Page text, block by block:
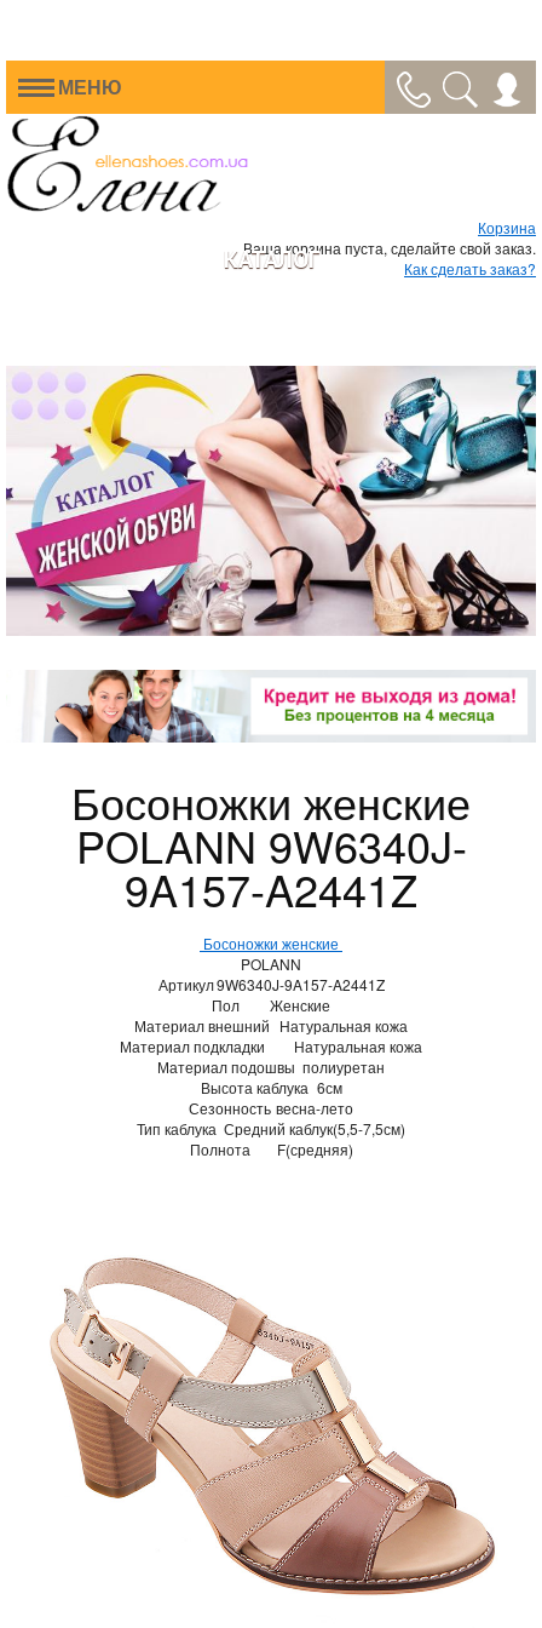
МЕНЮ
Корзина
Ваша корзина пуста, сделайте свой заказ.
Как сделать заказ?
КАТАЛОГ
Босоножки женские
POLANN 9W6340J-
9A157-A2441Z
Босоножки женские
POLANN
Артикул9W6340J-9A157-A2441Z
Пол
Женские
Материал внешний Натуральная кожа
Материал подкладки
Натуральная кожа
Материал подошвы полиуретан
Высота каблука 6см
Сезонность весна-лето
Тип каблука Средний каблук(5,5-7,5см)
Полнота
F(средняя)